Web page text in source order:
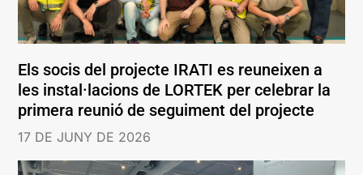
Els socis del projecte IRATI es reuneixen a
les instal·lacions de LORTEK per celebrar la
primera reunió de seguiment del projecte
17 DE JUNY DE 2026